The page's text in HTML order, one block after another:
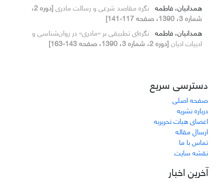
همدانیان، فاطمه نگره مقاصد شرعی و رسالت مادری
[دوره 2،
شماره 3، 1390، صفحه 117-141]
همدانیان، فاطمه نگره‌ای تطبیقی بر «مادری» در روان‌شناسی و
ادبیات ادیان [دوره 2، شماره 3، 1390، صفحه 143-163]
دسترسی سریع
صفحه اصلی
درباره نشریه
اعضای هیات تحریریه
ارسال مقاله
تماس با ما
نقشه سایت
آخرین اخبار